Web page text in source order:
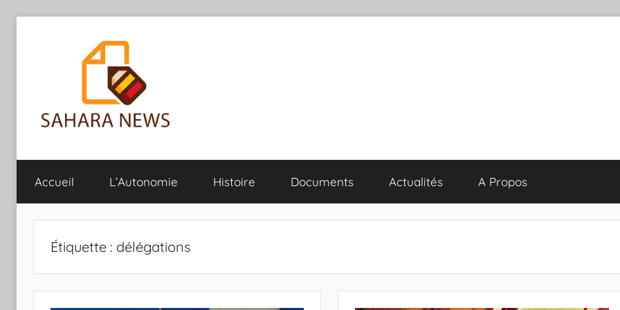
Sahara
News
l'info
sur
Accueil L’Autonomie Histoire Documents Actualités A Propos
Étiquette : délégations